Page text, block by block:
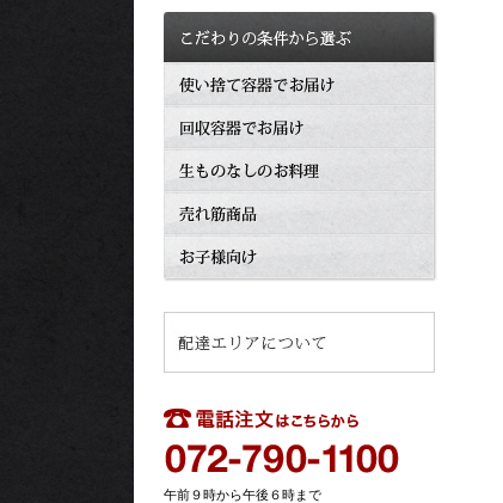
午前９時から午後６時まで